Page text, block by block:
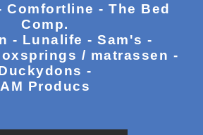
Comfortline - The Bed
Comp.
- Lunalife - Sam's -
/ matrassen -
-
AM Producs